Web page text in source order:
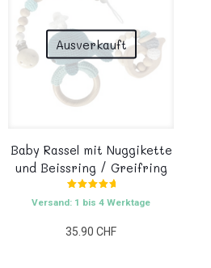
Ausverkauft
Baby Rassel mit Nuggikette
und Beissring / Greifring
mit
Versand: 1 bis 4 Werktage
35.90CHF